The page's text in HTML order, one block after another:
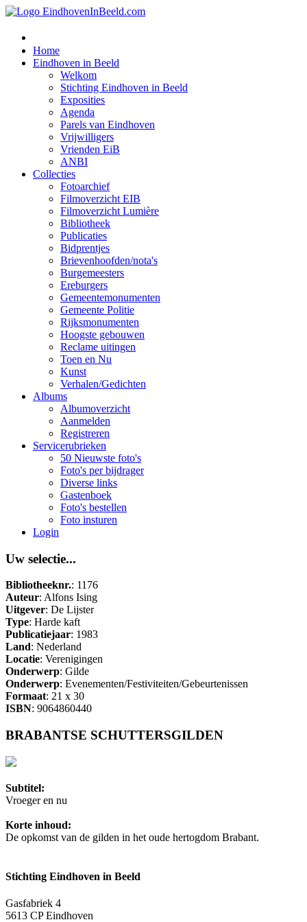
Home
Eindhoven in Beeld
Welkom
Stichting Eindhoven in Beeld
Exposities
Agenda
Parels van Eindhoven
Vrijwilligers
Vrienden EiB
ANBI
Collecties
Fotoarchief
Filmoverzicht EIB
Filmoverzicht Lumière
Bibliotheek
Publicaties
Bidprentjes
Brievenhoofden/nota's
Burgemeesters
Ereburgers
Gemeentemonumenten
Gemeente Politie
Rijksmonumenten
Hoogste gebouwen
Reclame uitingen
Toen en Nu
Kunst
Verhalen/Gedichten
Albums
Albumoverzicht
Aanmelden
Registreren
Servicerubrieken
50 Nieuwste foto's
Foto's per bijdrager
Diverse links
Gastenboek
Foto's bestellen
Foto insturen
Login
Uw selectie...
Bibliotheeknr.: 1176
Auteur: Alfons Ising
Uitgever: De Lijster
Type: Harde kaft
Publicatiejaar: 1983
Land: Nederland
Locatie: Verenigingen
Onderwerp: Gilde
Onderwerp: Evenementen/Festiviteiten/Gebeurtenissen
Formaat: 21 x 30
ISBN: 9064860440
BRABANTSE SCHUTTERSGILDEN
Subtitel:
Vroeger en nu
Korte inhoud:
De opkomst van de gilden in het oude hertogdom Brabant.
Stichting Eindhoven in Beeld
Gasfabriek 4
5613 CP Eindhoven